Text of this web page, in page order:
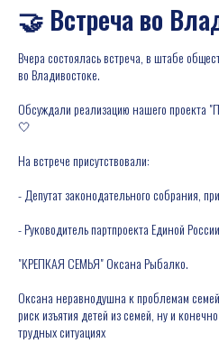
🤝 Встреча во
Вчера состоялась встреча, в штабе
во Владивостоке.
Обсуждали реализацию нашего проекта
🤍
На встрече присутствовали:
- Депутат законодательного собрания,
- Руководитель партпроекта Единой России
"КРЕПКАЯ СЕМЬЯ" Оксана Рыбалко.
Оксана неравнодушна к проблемам
риск изъятия детей из семей, ну и
трудных ситуациях